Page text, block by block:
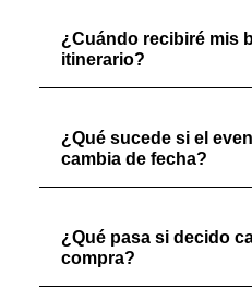
¿Cuándo recibiré mis
itinerario?
¿Qué sucede si el
cambia de fecha?
¿Qué pasa si decido
compra?